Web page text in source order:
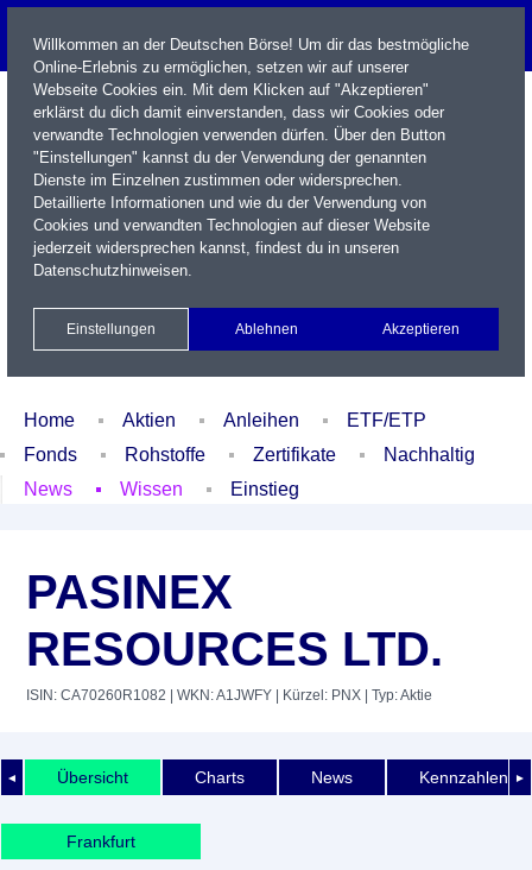
Name / WKN / ISIN / Kürzel
Xetra Realtime
Watchlist Portfolio Login
Home Aktien Anleihen
ETF/ETP
Fonds
Rohstoffe Zertifikate
Nachhaltig
News
Wissen Einstieg
PASINEX
RESOURCES LTD.
ISIN: CA70260R1082 | WKN: A1JWFY | Kürzel: PNX | Typ: Aktie
◄ ►
Übersicht Charts News Kennzahlen
Frankfurt
Willkommen an der Deutschen Börse! Um dir das bestmögliche
Online-Erlebnis zu ermöglichen, setzen wir auf unserer
Webseite Cookies ein. Mit dem Klicken auf "Akzeptieren"
erklärst du dich damit einverstanden, dass wir Cookies oder
verwandte Technologien verwenden dürfen. Über den Button
"Einstellungen" kannst du der Verwendung der genannten
Dienste im Einzelnen zustimmen oder widersprechen.
Detaillierte Informationen und wie du der Verwendung von
Cookies und verwandten Technologien auf dieser Website
jederzeit widersprechen kannst, findest du in unseren
Datenschutzhinweisen.
Einstellungen Ablehnen Akzeptieren